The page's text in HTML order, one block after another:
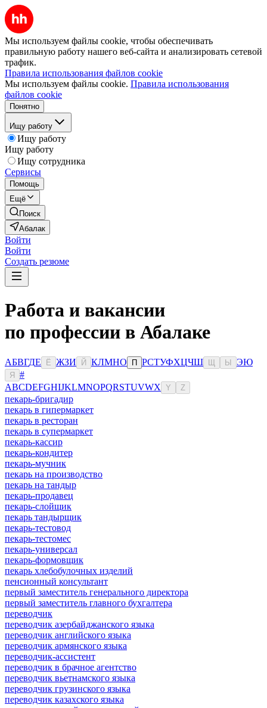
Мы используем файлы cookie, чтобы обеспечивать
правильную работу нашего веб-сайта и анализировать сетевой
трафик.
Правила использования файлов cookie
Мы используем файлы cookie. Правила использования
файлов cookie
Понятно
Ищу работу
Ищу работу
Ищу работу
Ищу сотрудника
Сервисы
Помощь
Ещё
Поиск
Абалак
Войти
Войти
Создать резюме
Работа и вакансии
по профессии в Абалаке
АБВГДЕ Ё ЖЗИ Й КЛМНО П РСТУФХЦЧШ Ы ЭЮ
Я
#
ABCDEFGHIJKLMNOPQRSTUVWX Y Z
пекарь-бригадир
пекарь в гипермаркет
пекарь в ресторан
пекарь в супермаркет
пекарь-кассир
пекарь-кондитер
пекарь-мучник
пекарь на производство
пекарь на тандыр
пекарь-продавец
пекарь-слойщик
пекарь тандырщик
пекарь-тестовод
пекарь-тестомес
пекарь-универсал
пекарь-формовщик
пекарь хлебобулочных изделий
пенсионный консультант
первый заместитель генерального директора
первый заместитель главного бухгалтера
переводчик
переводчик азербайджанского языка
переводчик английского языка
переводчик армянского языка
переводчик-ассистент
переводчик в брачное агентство
переводчик вьетнамского языка
переводчик грузинского языка
переводчик казахского языка